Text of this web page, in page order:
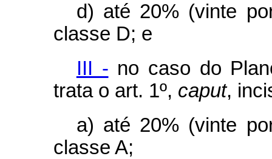
d) até 20% (vinte
classe D; e
III - no caso do
trata o art. 1º, caput,
a) até 20% (vinte
classe A;